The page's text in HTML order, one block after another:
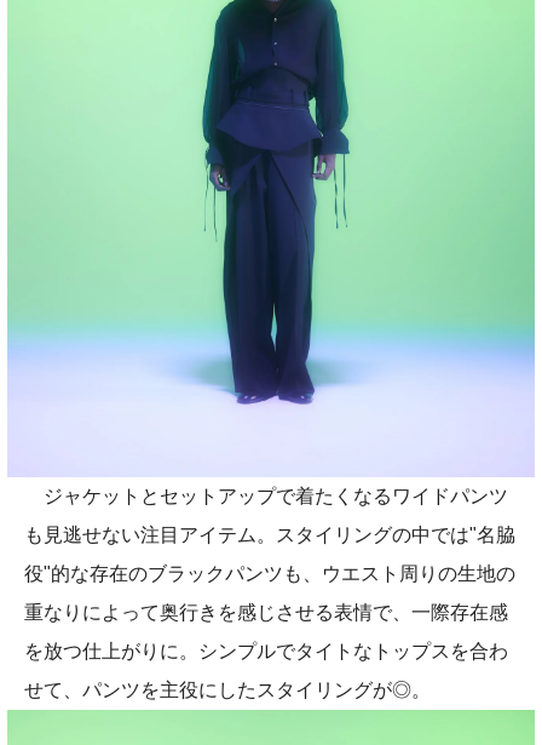
ジャケットとセットアップで着たくなるワイドパンツ
も見逃せない注目アイテム。スタイリングの中では"名脇
役"的な存在のブラックパンツも、ウエスト周りの生地の
重なりによって奥行きを感じさせる表情で、一際存在感
を放つ仕上がりに。シンプルでタイトなトップスを合わ
せて、パンツを主役にしたスタイリングが◎。